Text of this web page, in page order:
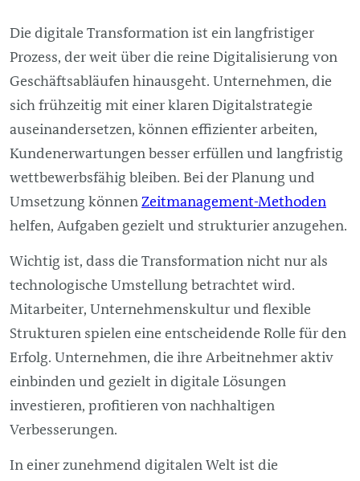
Die digitale Transformation ist ein langfristiger
Prozess, der weit über die reine Digitalisierung von
Geschäftsabläufen hinausgeht. Unternehmen, die
sich frühzeitig mit einer klaren Digitalstrategie
auseinandersetzen, können effizienter arbeiten,
Kundenerwartungen besser erfüllen und langfristig
wettbewerbsfähig bleiben. Bei der Planung und
Umsetzung könnenZeitmanagement-Methoden
helfen, Aufgaben gezielt und strukturier anzugehen.
Wichtig ist, dass die Transformation nicht nur als
technologische Umstellung betrachtet wird.
Mitarbeiter, Unternehmenskultur und flexible
Strukturen spielen eine entscheidende Rolle für den
Erfolg. Unternehmen, die ihre Arbeitnehmer aktiv
einbinden und gezielt in digitale Lösungen
investieren, profitieren von nachhaltigen
Verbesserungen.
In einer zunehmend digitalen Welt ist die